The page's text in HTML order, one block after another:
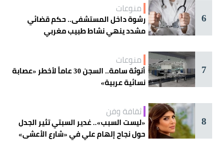
6
منوعات
رشوة داخل المستشفى.. حكم قضائي
مشدد ينهي نشاط طبيب مغربي
7
منوعات
أنوثة سامة.. السجن 30 عاماً لأخطر «عصابة
نسائية عربية»
8
ثقافة وفن
«ليست السبب».. غدير السبتي تثير الجدل
حول نجاح إلهام علي في «شارع الأعشى»